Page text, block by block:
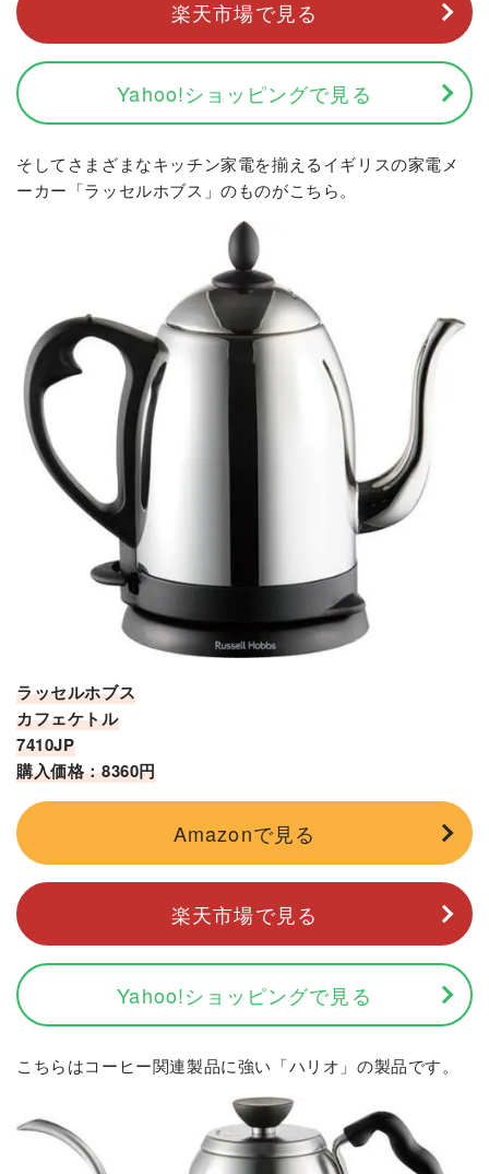
楽天市場で見る
Yahoo!ショッピングで見る
そしてさまざまなキッチン家電を揃えるイギリスの家電メ
ーカー「ラッセルホブス」のものがこちら。
ラッセルホブス
カフェケトル
7410JP
購入価格：8360円
Amazonで見る
楽天市場で見る
Yahoo!ショッピングで見る
こちらはコーヒー関連製品に強い「ハリオ」の製品です。